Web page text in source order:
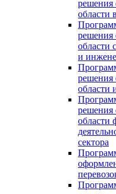
решения
области
решения
области
и
решения
области
решения
области
сектора